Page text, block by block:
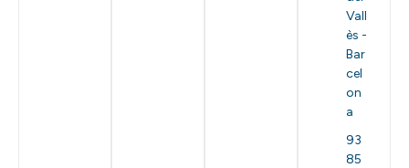
Vall
ès -
Bar
cel
on
a
93
85